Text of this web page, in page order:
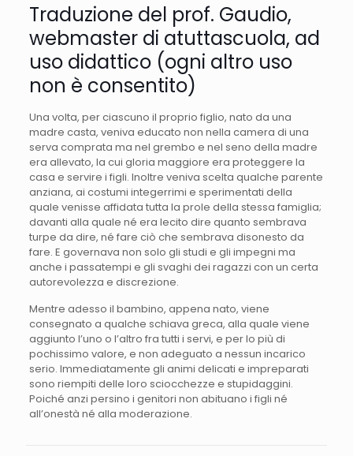
Traduzione del prof. Gaudio,
webmaster di atuttascuola, ad
uso didattico (ogni altro uso
non è consentito)
Una volta, per ciascuno il proprio figlio, nato da una
madre casta, veniva educato non nella camera di una
serva comprata ma nel grembo e nel seno della madre
era allevato, la cui gloria maggiore era proteggere la
casa e servire i figli. Inoltre veniva scelta qualche parente
anziana, ai costumi integerrimi e sperimentati della
quale venisse affidata tutta la prole della stessa famiglia;
davanti alla quale né era lecito dire quanto sembrava
turpe da dire, né fare ciò che sembrava disonesto da
fare. E governava non solo gli studi e gli impegni ma
anche i passatempi e gli svaghi dei ragazzi con un certa
autorevolezza e discrezione.
Mentre adesso il bambino, appena nato, viene
consegnato a qualche schiava greca, alla quale viene
aggiunto l’uno o l’altro fra tutti i servi, e per lo più di
pochissimo valore, e non adeguato a nessun incarico
serio. Immediatamente gli animi delicati e impreparati
sono riempiti delle loro sciocchezze e stupidaggini.
Poiché anzi persino i genitori non abituano i figli né
all’onestà né alla moderazione.